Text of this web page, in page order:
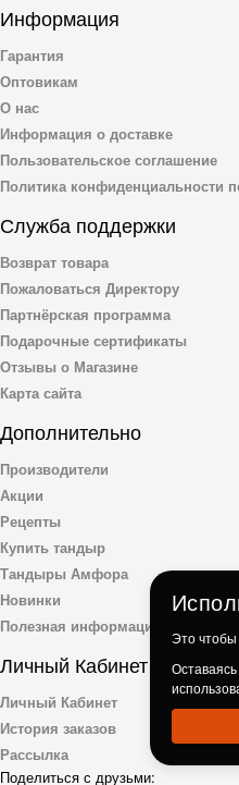
Информация
Гарантия
Оптовикам
О нас
Информация о доставке
Пользовательское соглашение
Политика конфиденциальности
Служба поддержки
Возврат товара
Пожаловаться Директору
Партнёрская программа
Подарочные сертификаты
Отзывы о Магазине
Карта сайта
Дополнительно
Производители
Акции
Рецепты
Купить тандыр
Тандыры Амфора
Новинки
Полезная информация
Личный Кабинет
Личный Кабинет
История заказов
Рассылка
Поделиться с друзьми:
Это чтобы